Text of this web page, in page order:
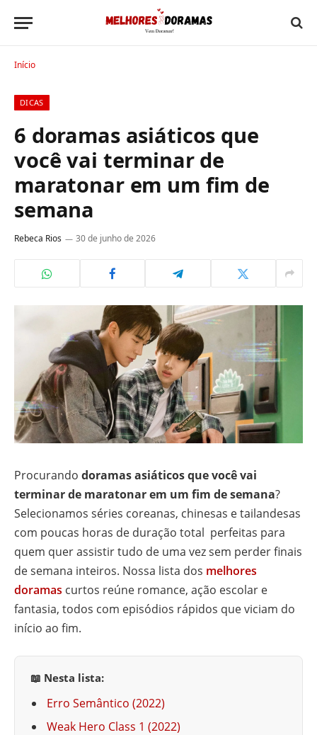
Início
DICAS
6 doramas asiáticos que
você vai terminar de
maratonar em um fim de
semana
Rebeca Rios 30 de junho de 2026
Procurando doramas asiáticos que você vai
terminar de maratonar em um fim de semana?
Selecionamos séries coreanas, chinesas e tailandesas
com poucas horas de duração total perfeitas para
quem quer assistir tudo de uma vez sem perder finais
de semana inteiros. Nossa lista dos melhores
doramas curtos reúne romance, ação escolar e
fantasia, todos com episódios rápidos que viciam do
início ao fim.
📖 Nesta lista:
Erro Semântico (2022)
Weak Hero Class 1 (2022)